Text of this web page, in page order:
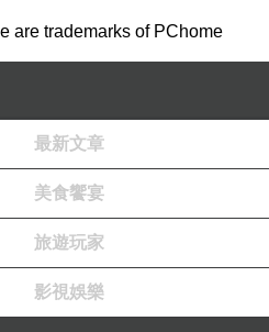
are trademarks of PChome
最新文章
美食饗宴
旅遊玩家
影視娛樂